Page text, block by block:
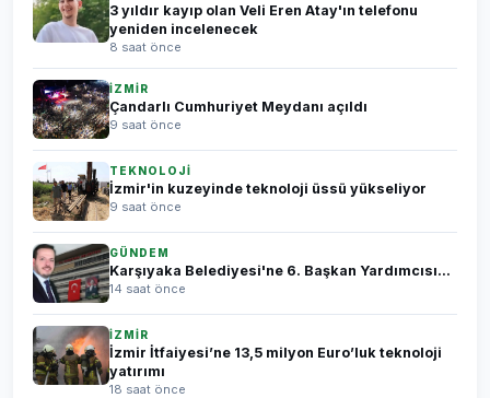
3 yıldır kayıp olan Veli Eren Atay'ın telefonu
yeniden incelenecek
8 saat önce
İZMİR
Çandarlı Cumhuriyet Meydanı açıldı
9 saat önce
TEKNOLOJİ
İzmir'in kuzeyinde teknoloji üssü yükseliyor
9 saat önce
GÜNDEM
Karşıyaka Belediyesi'ne 6. Başkan Yardımcısı...
14 saat önce
İZMİR
İzmir İtfaiyesi’ne 13,5 milyon Euro’luk teknoloji
yatırımı
18 saat önce